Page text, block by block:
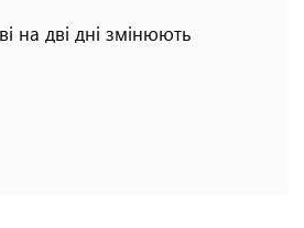
на дві дні змінюють